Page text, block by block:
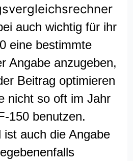
auch wichtig für ihr
eine bestimmte
Angabe anzugeben,
Beitrag optimieren
nicht so oft im Jahr
150 benutzen.
ist auch die Angabe